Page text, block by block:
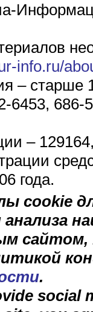
info.ru/
– старше
6453, 686-
–
года.
cookie
.
social